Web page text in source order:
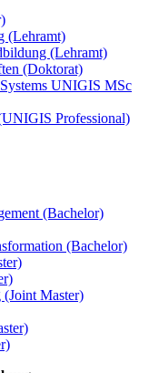
(Lehramt)
(Lehramt)
(Doktorat)
UNIGIS MSc
Professional)
(Bachelor)
(Bachelor)
(Joint Master)